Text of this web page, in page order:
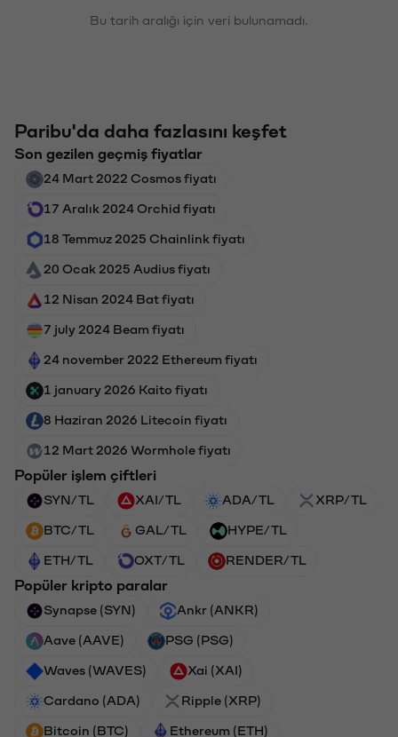
Bu tarih aralığı için veri bulunamadı.
Paribu'da daha fazlasını keşfet
Son gezilen geçmiş fiyatlar
24 Mart 2022 Cosmos fiyatı
17 Aralık 2024 Orchid fiyatı
18 Temmuz 2025 Chainlink fiyatı
20 Ocak 2025 Audius fiyatı
12 Nisan 2024 Bat fiyatı
7 july 2024 Beam fiyatı
24 november 2022 Ethereum fiyatı
1 january 2026 Kaito fiyatı
8 Haziran 2026 Litecoin fiyatı
12 Mart 2026 Wormhole fiyatı
Popüler işlem çiftleri
SYN/TL XAI/TL ADA/TL XRP/TL
BTC/TL GAL/TL HYPE/TL
ETH/TL OXT/TL RENDER/TL
Popüler kripto paralar
Synapse (SYN) Ankr (ANKR)
Aave (AAVE) PSG (PSG)
Waves (WAVES) Xai (XAI)
Cardano (ADA) Ripple (XRP)
Bitcoin (BTC) Ethereum (ETH)